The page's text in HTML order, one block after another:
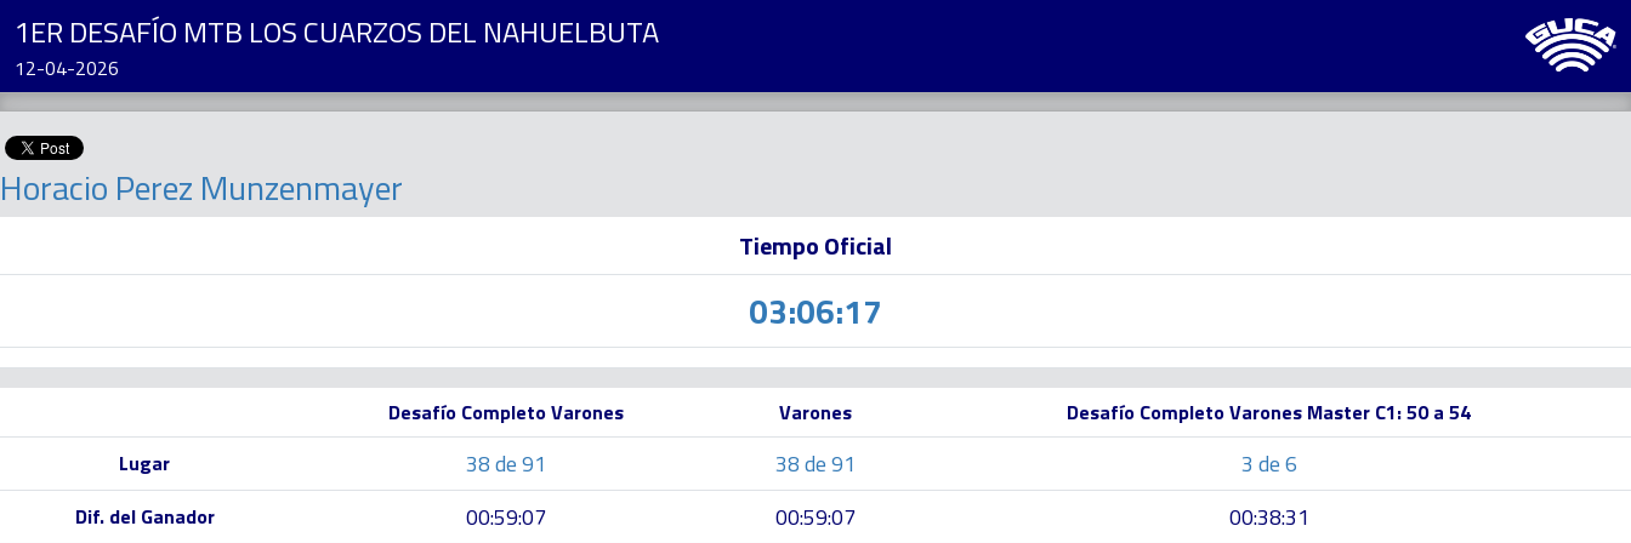
1ER DESAFÍO MTB LOS CUARZOS DEL NAHUELBUTA
12-04-2026
Horacio Perez Munzenmayer
Tiempo Oficial
03:06:17
Desafío Completo Varones Varones
Desafío Completo Varones Master C1: 50 a 54
Lugar
38 de 91 38 de 91 3 de 6
Dif. del Ganador 00:59:07 00:59:07 00:38:31